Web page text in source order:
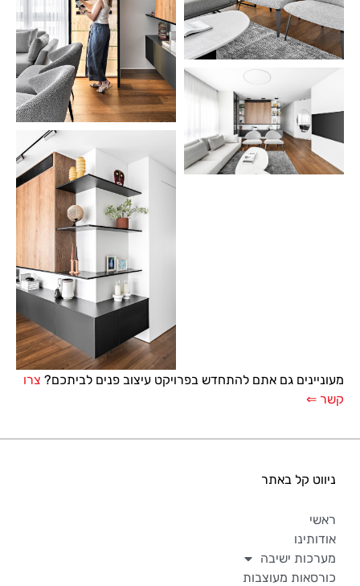
מעוניינים גם אתם להתחדש בפרויקט עיצוב פנים לביתכם? צרו
קשר ⇐
ניווט קל באתר
ראשי
אודותינו
מערכות ישיבה
כורסאות מעוצבות